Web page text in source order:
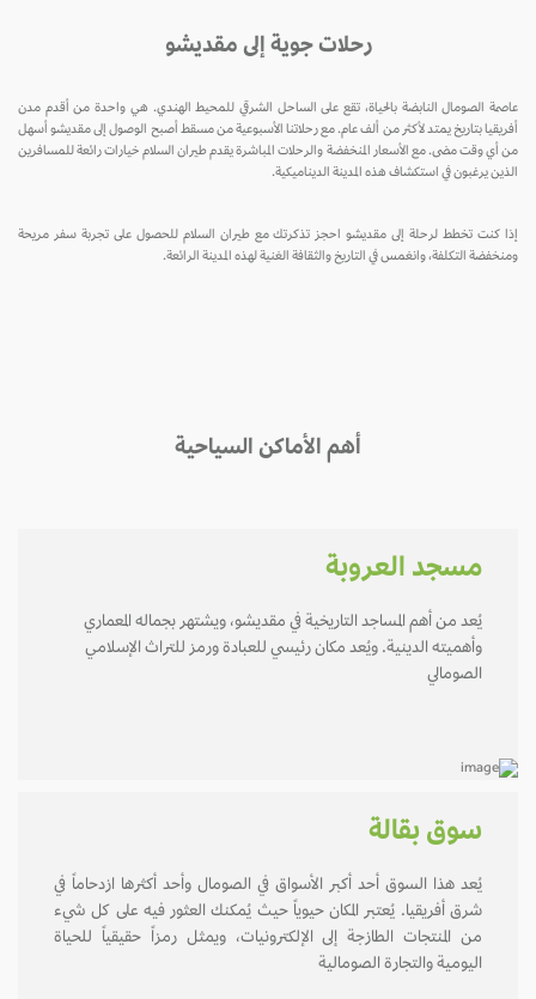
رحلات جوية إلى مقديشو
عاصمة الصومال النابضة بالحياة، تقع على الساحل الشرقي للمحيط الهندي. هي واحدة من أقدم مدن
أفريقيا بتاريخ يمتد لأكثر من ألف عام. مع رحلاتنا الأسبوعية من مسقط أصبح الوصول إلى مقديشو أسهل
من أي وقت مضى. مع الأسعار المنخفضة والرحلات المباشرة يقدم طيران السلام خيارات رائعة للمسافرين
الذين يرغبون في استكشاف هذه المدينة الديناميكية.
إذا كنت تخطط لرحلة إلى مقديشو احجز تذكرتك مع طيران السلام للحصول على تجربة سفر مريحة
ومنخفضة التكلفة، وانغمس في التاريخ والثقافة الغنية لهذه المدينة الرائعة.
أهم الأماكن السياحية
مسجد العروبة
يُعد من أهم المساجد التاريخية في مقديشو، ويشتهر بجماله المعماري
وأهميته الدينية. ويُعد مكان رئيسي للعبادة ورمز للتراث الإسلامي
الصومالي
سوق بقالة
يُعد هذا السوق أحد أكبر الأسواق في الصومال وأحد أكثرها ازدحاماً في
شرق أفريقيا. يُعتبر المكان حيوياً حيث يُمكنك العثور فيه على كل شيء
من المنتجات الطازجة إلى الإلكترونيات، ويمثل رمزاً حقيقياً للحياة
اليومية والتجارة الصومالية